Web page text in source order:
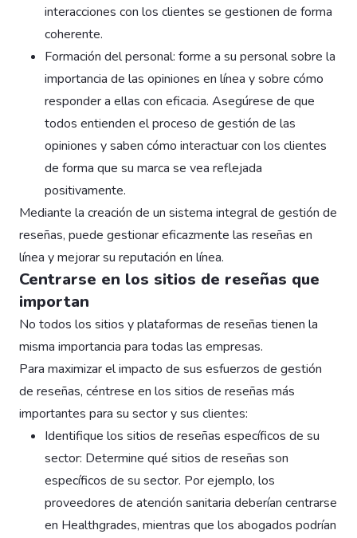
interacciones con los clientes se gestionen de forma
coherente.
Formación del personal: forme a su personal sobre la
importancia de las opiniones en línea y sobre cómo
responder a ellas con eficacia. Asegúrese de que
todos entienden el proceso de gestión de las
opiniones y saben cómo interactuar con los clientes
de forma que su marca se vea reflejada
positivamente.
Mediante la creación de un sistema integral de gestión de
reseñas, puede gestionar eficazmente las reseñas en
línea y mejorar su reputación en línea.
Centrarse en los sitios de reseñas que
importan
No todos los sitios y plataformas de reseñas tienen la
misma importancia para todas las empresas.
Para maximizar el impacto de sus esfuerzos de gestión
de reseñas, céntrese en los sitios de reseñas más
importantes para su sector y sus clientes:
Identifique los sitios de reseñas específicos de su
sector: Determine qué sitios de reseñas son
específicos de su sector. Por ejemplo, los
proveedores de atención sanitaria deberían centrarse
en Healthgrades, mientras que los abogados podrían